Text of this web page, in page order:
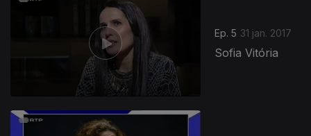
Ep. 5 31 jan. 2017
Sofia Vitória